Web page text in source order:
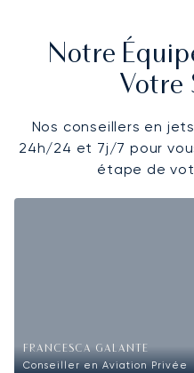
Notre
Votre
Nos conseillers en
24h/24 et 7j/7 pour
étape de
FRANCESCA GALANTE
Conseiller en Aviation Privée